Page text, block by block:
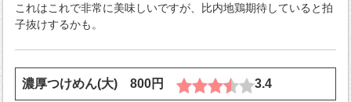
これはこれで非常に美味しいですが、比内地鶏期待していると拍
子抜けするかも。
濃厚つけめん(大) 800円 3.4